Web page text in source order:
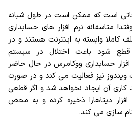
است که ممکن است در طول شبانه
متاسفانه نرم افزار های حسابداری
وابسته به اینترنت هستند و در
قطع شود باعث اختلال در سیستم
حسابداری ووکامرس در حال حاضر
ویندوز نیز فعالیت می کند و در صورت
کاری آن ایجاد نخواهد شد و اگر قطعی
دیتاهارا ذخیره کرده و به محض
سازی می کند.